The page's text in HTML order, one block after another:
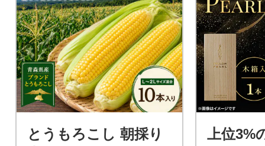
とうもろこし 朝採り
上位3%